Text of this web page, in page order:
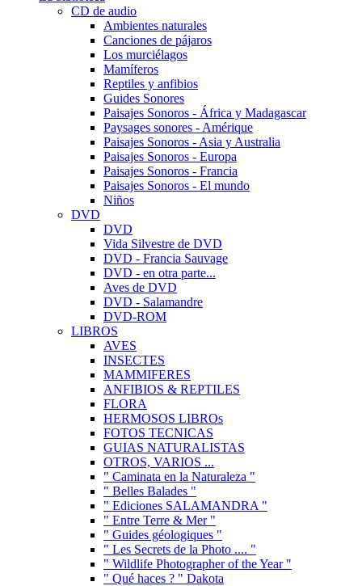
CD de audio
Ambientes naturales
Canciones de pájaros
Los murciélagos
Mamíferos
Reptiles y anfibios
Guides Sonores
Paisajes Sonoros - África y Madagascar
Paysages sonores - Amérique
Paisajes Sonoros - Asia y Australia
Paisajes Sonoros - Europa
Paisajes Sonoros - Francia
Paisajes Sonoros - El mundo
Niños
DVD
DVD
Vida Silvestre de DVD
DVD - Francia Sauvage
DVD - en otra parte...
Aves de DVD
DVD - Salamandre
DVD-ROM
LIBROS
AVES
INSECTES
MAMMIFERES
ANFIBIOS & REPTILES
FLORA
HERMOSOS LIBROs
FOTOS TECNICAS
GUIAS NATURALISTAS
OTROS, VARIOS ...
" Caminata en la Naturaleza "
" Belles Balades "
" Ediciones SALAMANDRA "
" Entre Terre & Mer "
" Guides géologiques "
" Les Secrets de la Photo .... "
" Wildlife Photographer of the Year "
" Qué haces ? " Dakota